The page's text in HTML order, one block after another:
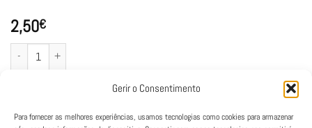
Gerir o Consentimento
Para fornecer as melhores experiências, usamos tecnologias como cookies para armazenar
2,50€
Quantidade de Coca Cola
Adicionar